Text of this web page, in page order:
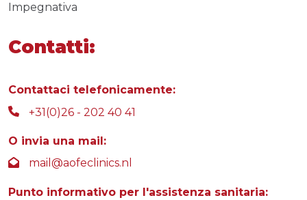
Impegnativa
Contatti:
Contattaci telefonicamente:
+31(0)26 - 202 40 41
O invia una mail:
mail@aofeclinics.nl
Punto informativo per l'assistenza sanitaria: